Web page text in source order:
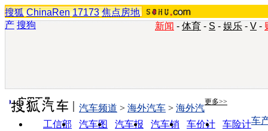
搜狐 ChinaRen 17173 焦点房地
产 搜狗 新闻 - 体育 - S - 娱乐 - V -
实用工具 更多>>
工信部
汽车图
汽车报
汽车销
车价计
车险计
汽车频道 > 海外汽车 > 海外汽
车